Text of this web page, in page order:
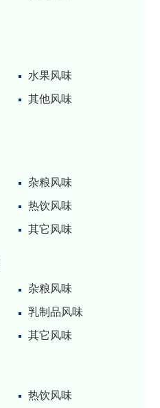
水果风味
其他风味
杂粮风味
热饮风味
其它风味
杂粮风味
乳制品风味
其它风味
热饮风味